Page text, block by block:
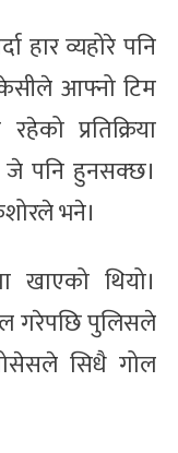
हार व्यहोरे पनि
केसीले आफ्नो टिम
प्रतिक्रिया
पनि हुनसक्छ।
भने।
खाएको थियो।
गरेपछि पुलिसले
सिधै गोल